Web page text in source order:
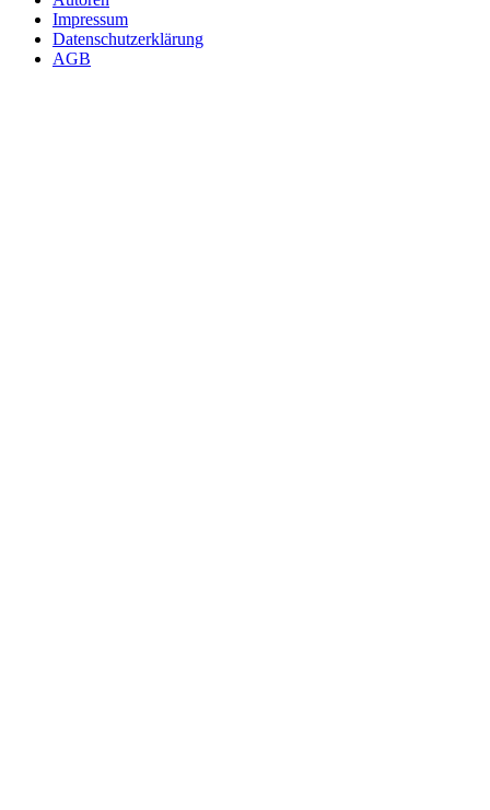
Impressum
Datenschutzerklärung
AGB